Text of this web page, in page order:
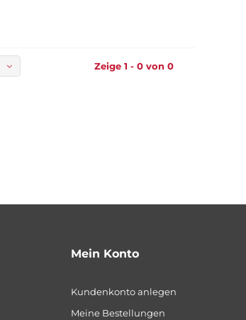
Zeige 1 - 0 von 0
Mein Konto
Kundenkonto anlegen
Meine Bestellungen